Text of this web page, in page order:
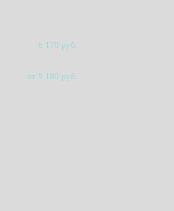
6 170 руб.
от 9 180 руб.